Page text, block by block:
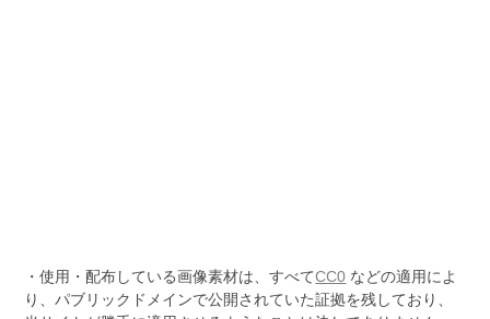
・使用・配布している画像素材は、すべてCC0 などの適用によ
り、パブリックドメインで公開されていた証拠を残しており、